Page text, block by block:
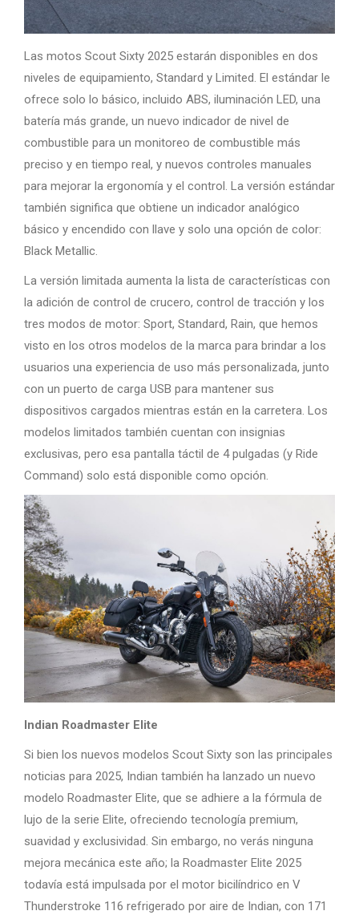
Las motos Scout Sixty 2025 estarán disponibles en dos
niveles de equipamiento, Standard y Limited. El estándar le
ofrece solo lo básico, incluido ABS, iluminación LED, una
batería más grande, un nuevo indicador de nivel de
combustible para un monitoreo de combustible más
preciso y en tiempo real, y nuevos controles manuales
para mejorar la ergonomía y el control. La versión estándar
también significa que obtiene un indicador analógico
básico y encendido con llave y solo una opción de color:
Black Metallic.
La versión limitada aumenta la lista de características con
la adición de control de crucero, control de tracción y los
tres modos de motor: Sport, Standard, Rain, que hemos
visto en los otros modelos de la marca para brindar a los
usuarios una experiencia de uso más personalizada, junto
con un puerto de carga USB para mantener sus
dispositivos cargados mientras están en la carretera. Los
modelos limitados también cuentan con insignias
exclusivas, pero esa pantalla táctil de 4 pulgadas (y Ride
Command) solo está disponible como opción.
Indian Roadmaster Elite
Si bien los nuevos modelos Scout Sixty son las principales
noticias para 2025, Indian también ha lanzado un nuevo
modelo Roadmaster Elite, que se adhiere a la fórmula de
lujo de la serie Elite, ofreciendo tecnología premium,
suavidad y exclusividad. Sin embargo, no verás ninguna
mejora mecánica este año; la Roadmaster Elite 2025
todavía está impulsada por el motor bicilíndrico en V
Thunderstroke 116 refrigerado por aire de Indian, con 171